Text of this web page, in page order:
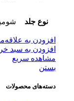
نوع جلد
افزودن به
افزودن به سبد
مشاهده سریع
بستن
دسته‌های محصولات